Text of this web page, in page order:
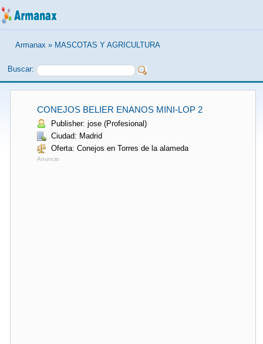
Armanax » MASCOTAS Y AGRICULTURA
Buscar:
CONEJOS BELIER ENANOS MINI-LOP 2
Publisher: jose (Profesional)
Ciudad: Madrid
Oferta: Conejos en Torres de la alameda
Anuncio